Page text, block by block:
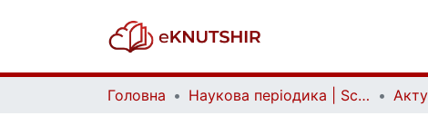
Головна Наукова періодика | Scientific periodicals